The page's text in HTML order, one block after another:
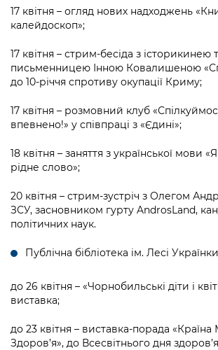
17 квітня – огляд нових надходжень
калейдоскоп»;
17 квітня – стрим-бесіда з історикинею
письменницею Інною Ковалишеною
до 10-річчя спротиву окупації Криму;
17 квітня – розмовний клуб
впевнено!» у співпраці з «Єдині»;
18 квітня – заняття з української мови
рідне слово»;
20 квітня – стрим-зустріч з Олегом
ЗСУ, засновником гурту AndrosLand,
політичних наук.
Публічна бібліотека ім. Лесі
до 26 квітня – «Чорнобильські діти і
виставка;
до 23 квітня – виставка-порада «Країна
Здоров’я», до Всесвітнього дня